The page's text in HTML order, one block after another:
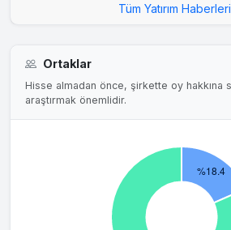
Tüm Yatırım Haberleri
Ortaklar
Hisse almadan önce, şirkette oy hakkına
araştırmak önemlidir.